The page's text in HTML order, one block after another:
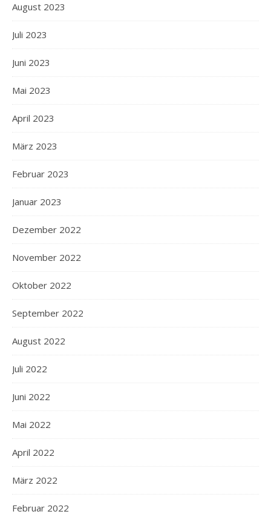
August 2023
Juli 2023
Juni 2023
Mai 2023
April 2023
März 2023
Februar 2023
Januar 2023
Dezember 2022
November 2022
Oktober 2022
September 2022
August 2022
Juli 2022
Juni 2022
Mai 2022
April 2022
März 2022
Februar 2022